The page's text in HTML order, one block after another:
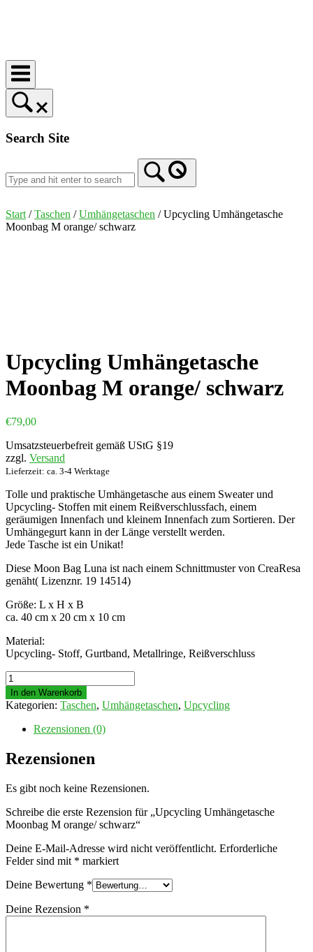
Search Site
Start/Taschen /Umhängetaschen / Upcycling Umhängetasche
Moonbag M orange/ schwarz
Upcycling Umhängetasche
Moonbag M orange/ schwarz
€79,00
Umsatzsteuerbefreit gemäß UStG §19
zzgl. Versand
Lieferzeit: ca. 3-4 Werktage
Tolle und praktische Umhängetasche aus einem Sweater und
Upcycling- Stoffen mit einem Reißverschlussfach, einem
geräumigen Innenfach und kleinem Innenfach zum Sortieren. Der
Umhängegurt kann in der Länge verstellt werden.
Jede Tasche ist ein Unikat!
Diese Moon Bag Luna ist nach einem Schnittmuster von CreaResa
genäht( Lizenznr. 19 14514)
Größe: L x H x B
ca. 40 cm x 20 cm x 10 cm
Material:
Upcycling- Stoff, Gurtband, Metallringe, Reißverschluss
Upcycling
Umhängetasche
Moonbag
orange/
Menge
In den Warenkorb
Kategorien: Taschen, Umhängetaschen, Upcycling
Rezensionen (0)
Rezensionen
Es gibt noch keine Rezensionen.
Schreibe die erste Rezension für „Upcycling Umhängetasche
Moonbag M orange/ schwarz“
Deine E-Mail-Adresse wird nicht veröffentlicht. Erforderliche
Felder sind mit * markiert
Deine Bewertung *
Deine Rezension *